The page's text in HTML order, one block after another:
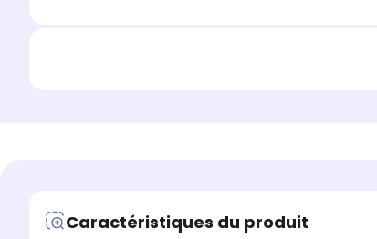
Caractéristiques du produit